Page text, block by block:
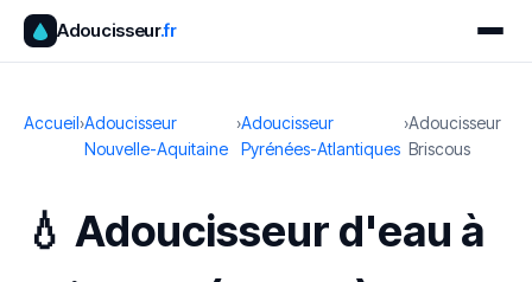
Adoucisseur.fr
Accueil›Adoucisseur
Nouvelle-Aquitaine
›Adoucisseur
Pyrénées-Atlantiques
›Adoucisseur
Briscous
💧 Adoucisseur d'eau à